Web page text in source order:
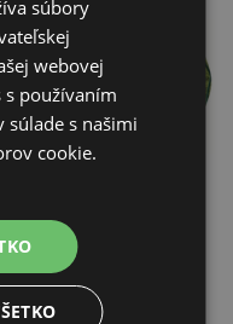
prstov
hydinu a vtáctvo
.V našej ponuke
súbory
webovej
používaním
súlade s našimi
cookie.